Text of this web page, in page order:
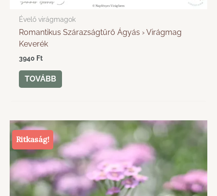
Évelő virágmagok
Romantikus Szárazságtűrő Ágyás › Virágmag
Keverék
3940 Ft
TOVÁBB
Ritkaság!